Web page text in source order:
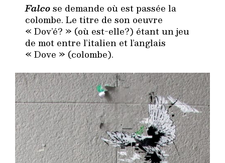
Falcose demande où est passée la
colombe. Le titre de son oeuvre
« Dov’é? » (où est-elle?) étant un jeu
de mot entre l’italien et l’anglais
« Dove » (colombe).